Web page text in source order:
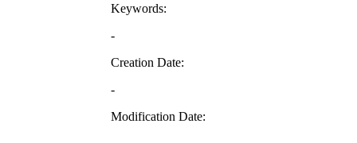
Keywords:
-
Creation Date:
-
Modification Date: